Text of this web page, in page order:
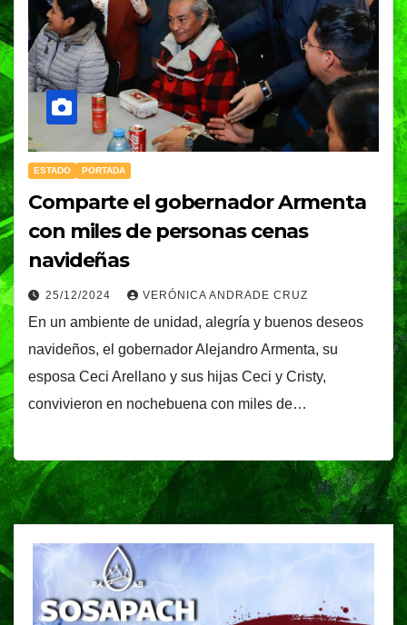
ESTADO PORTADA
Comparte el gobernador Armenta
con miles de personas cenas
navideñas
25/12/2024 VERÓNICA ANDRADE CRUZ
En un ambiente de unidad, alegría y buenos deseos
navideños, el gobernador Alejandro Armenta, su
esposa Ceci Arellano y sus hijas Ceci y Cristy,
convivieron en nochebuena con miles de…